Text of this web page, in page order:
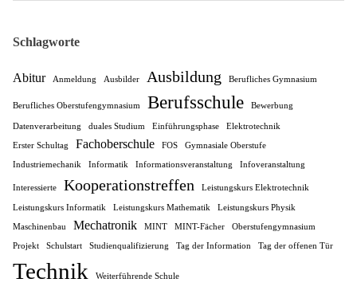
Schlagworte
Abitur Anmeldung Ausbilder Ausbildung Berufliches Gymnasium
Berufliches Oberstufengymnasium Berufsschule Bewerbung
Datenverarbeitung duales Studium Einführungsphase Elektrotechnik
Erster Schultag Fachoberschule FOS Gymnasiale Oberstufe
Industriemechanik Informatik Informationsveranstaltung Infoveranstaltung
Interessierte Kooperationstreffen Leistungskurs Elektrotechnik
Leistungskurs Informatik Leistungskurs Mathematik Leistungskurs Physik
Maschinenbau Mechatronik MINT MINT-Fächer Oberstufengymnasium
Projekt Schulstart Studienqualifizierung Tag der Information Tag der offenen Tür
Technik Weiterführende Schule